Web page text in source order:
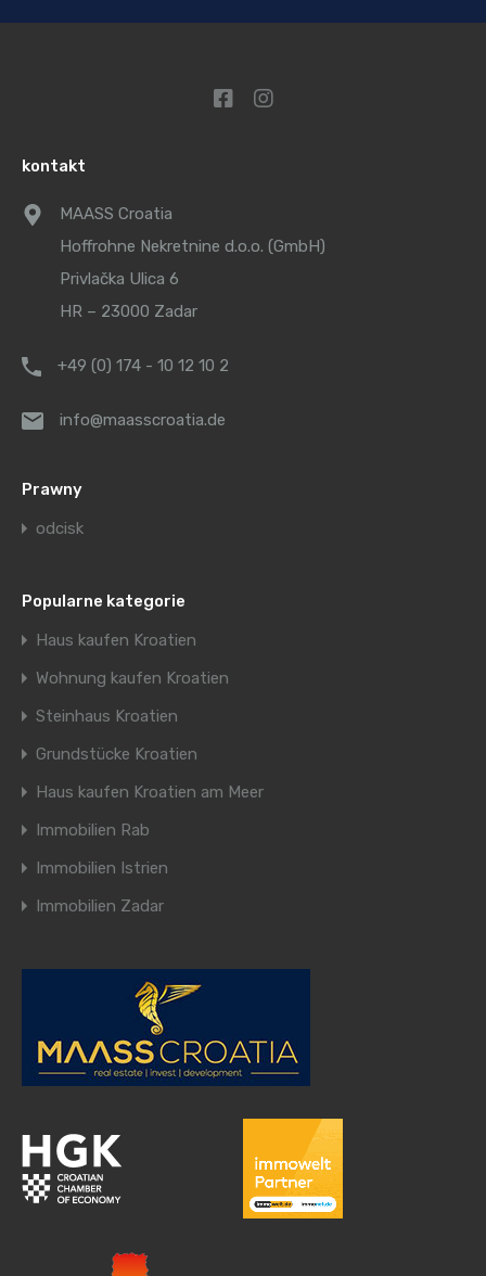
kontakt
MAASS Croatia
Hoffrohne Nekretnine d.o.o. (GmbH)
Privlačka Ulica 6
HR – 23000 Zadar
+49 (0) 174 - 10 12 10 2
info@maasscroatia.de
Prawny
odcisk
Popularne kategorie
Haus kaufen Kroatien
Wohnung kaufen Kroatien
Steinhaus Kroatien
Grundstücke Kroatien
Haus kaufen Kroatien am Meer
Immobilien Rab
Immobilien Istrien
Immobilien Zadar